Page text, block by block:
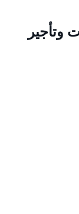
وتأجير